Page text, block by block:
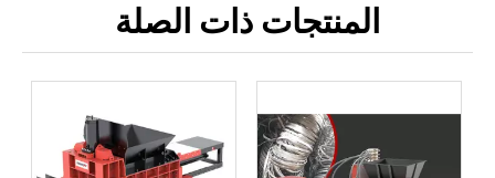
المنتجات ذات الصلة